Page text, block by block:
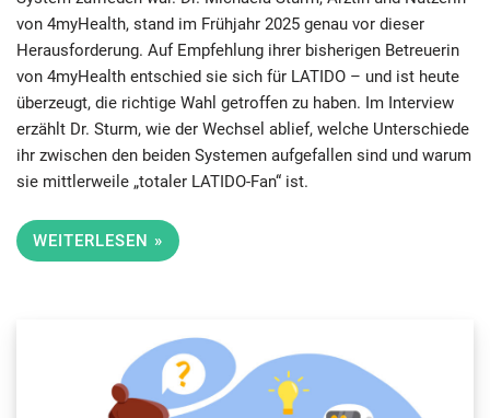
von 4myHealth, stand im Frühjahr 2025 genau vor dieser
Herausforderung. Auf Empfehlung ihrer bisherigen Betreuerin
von 4myHealth entschied sie sich für LATIDO – und ist heute
überzeugt, die richtige Wahl getroffen zu haben. Im Interview
erzählt Dr. Sturm, wie der Wechsel ablief, welche Unterschiede
ihr zwischen den beiden Systemen aufgefallen sind und warum
sie mittlerweile „totaler LATIDO-Fan“ ist.
WEITERLESEN »